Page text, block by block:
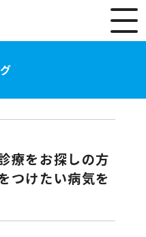
療をお探しの方
つけたい病気を